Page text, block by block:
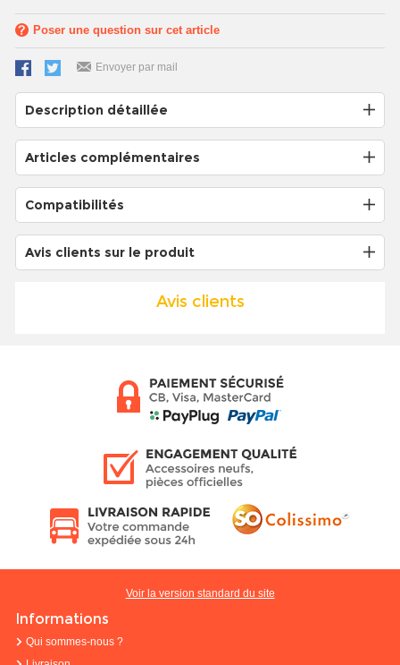
Poser une question sur cet article
Envoyer par mail
Description détaillée
Articles complémentaires
Compatibilités
Avis clients sur le produit
Avis clients
Voir la version standard du site
Informations
Qui sommes-nous ?